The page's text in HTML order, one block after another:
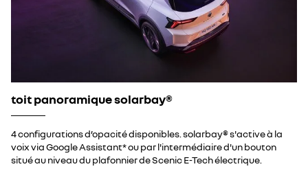
toit panoramique solarbay®
4 configurations d’opacité disponibles. solarbay® s'active à la
voix via Google Assistant* ou par l'intermédiaire d'un bouton
situé au niveau du plafonnier de Scenic E-Tech électrique.